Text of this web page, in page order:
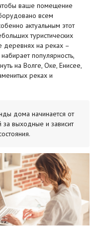
ваше помещение
всем
актуальным этот
туристических
деревнях на реках –
популярность,
на Волге, Оке, Енисее,
реках и
дома начинается от
выходные и зависит